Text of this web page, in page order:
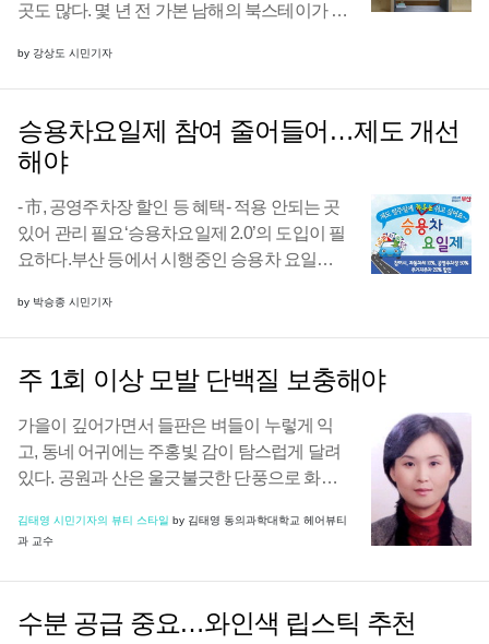
곳도 많다. 몇 년 전 가본 남해의 북스테이가 좋
밤은 잊을 수 없는 여름 시절의 추억으로 남아
있다. 철학자 몽테뉴는 “세계에서 가장 위대 ...
by 강상도 시민기자
승용차요일제 참여 줄어들어…제도 개선
해야
- 市, 공영주차장 할인 등 혜택- 적용 안되는 곳
있어 관리 필요‘승용차요일제 2.0’의 도입이 필
요하다.부산 등에서 시행중인 승용차 요일제
한 특정 요일의 오전 7시부터 오후 8시까지 승
용차를 운행하지 않는 시민실천운동 ...
by 박승종 시민기자
주 1회 이상 모발 단백질 보충해야
가을이 깊어가면서 들판은 벼들이 누렇게 익
고, 동네 어귀에는 주홍빛 감이 탐스럽게 달려
있다. 공원과 산은 울긋불긋한 단풍으로 화려
신을 가꾸고 싶어지는 마음이 든다.사람의 이
을 차지할 ...
김태영 시민기자의 뷰티 스타일 by 김태영 동의과학대학교 헤어뷰티
과 교수
수분 공급 중요…와인색 립스틱 추천